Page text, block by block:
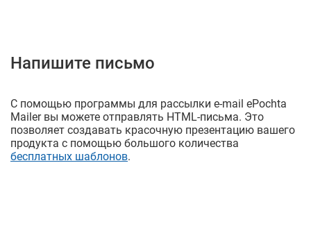
Напишите письмо
С помощью программы для рассылки e-mail ePochta
Mailer вы можете отправлять HTML-письма. Это
позволяет создавать красочную презентацию вашего
продукта с помощью большого количества
бесплатных шаблонов.